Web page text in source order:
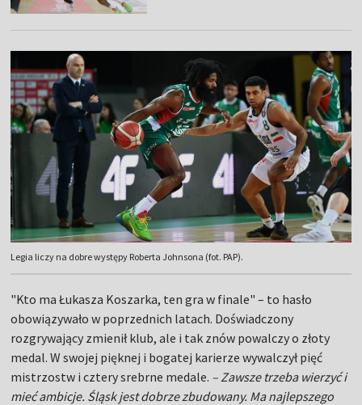
Legia liczy na dobre występy Roberta Johnsona (fot. PAP).
"Kto ma Łukasza Koszarka, ten gra w finale" – to hasło
obowiązywało w poprzednich latach. Doświadczony
rozgrywający zmienił klub, ale i tak znów powalczy o złoty
medal. W swojej pięknej i bogatej karierze wywalczył pięć
mistrzostw i cztery srebrne medale. – Zawsze trzeba wierzyć i
mieć ambicje. Śląsk jest dobrze zbudowany. Ma najlepszego